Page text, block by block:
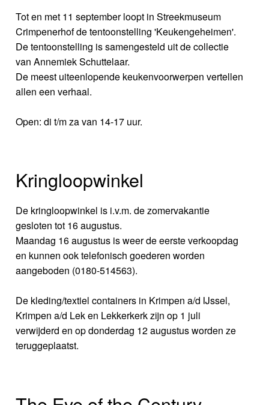
Tot en met 11 september loopt in Streekmuseum
Crimpenerhof de tentoonstelling 'Keukengeheimen'.
De tentoonstelling is samengesteld uit de collectie
van Annemiek Schuttelaar.
De meest uiteenlopende keukenvoorwerpen vertellen
allen een verhaal.
Open: di t/m za van 14-17 uur.
Kringloopwinkel
De kringloopwinkel is i.v.m. de zomervakantie
gesloten tot 16 augustus.
Maandag 16 augustus is weer de eerste verkoopdag
en kunnen ook telefonisch goederen worden
aangeboden (0180-514563).
De kleding/textiel containers in Krimpen a/d IJssel,
Krimpen a/d Lek en Lekkerkerk zijn op 1 juli
verwijderd en op donderdag 12 augustus worden ze
teruggeplaatst.